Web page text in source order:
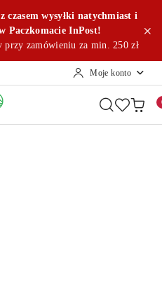
czasem wysyłki natychmiast i
Paczkomacie InPost!
przy zamówieniu za min. 250 zł
Moje konto